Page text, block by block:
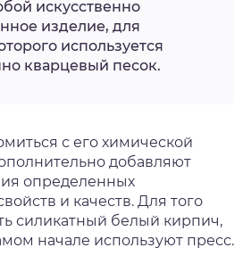
искусственно
изделие, для
используется
кварцевый песок.
с его химической
добавляют
определенных
и качеств. Для того
силикатный белый кирпич,
начале используют пресс.